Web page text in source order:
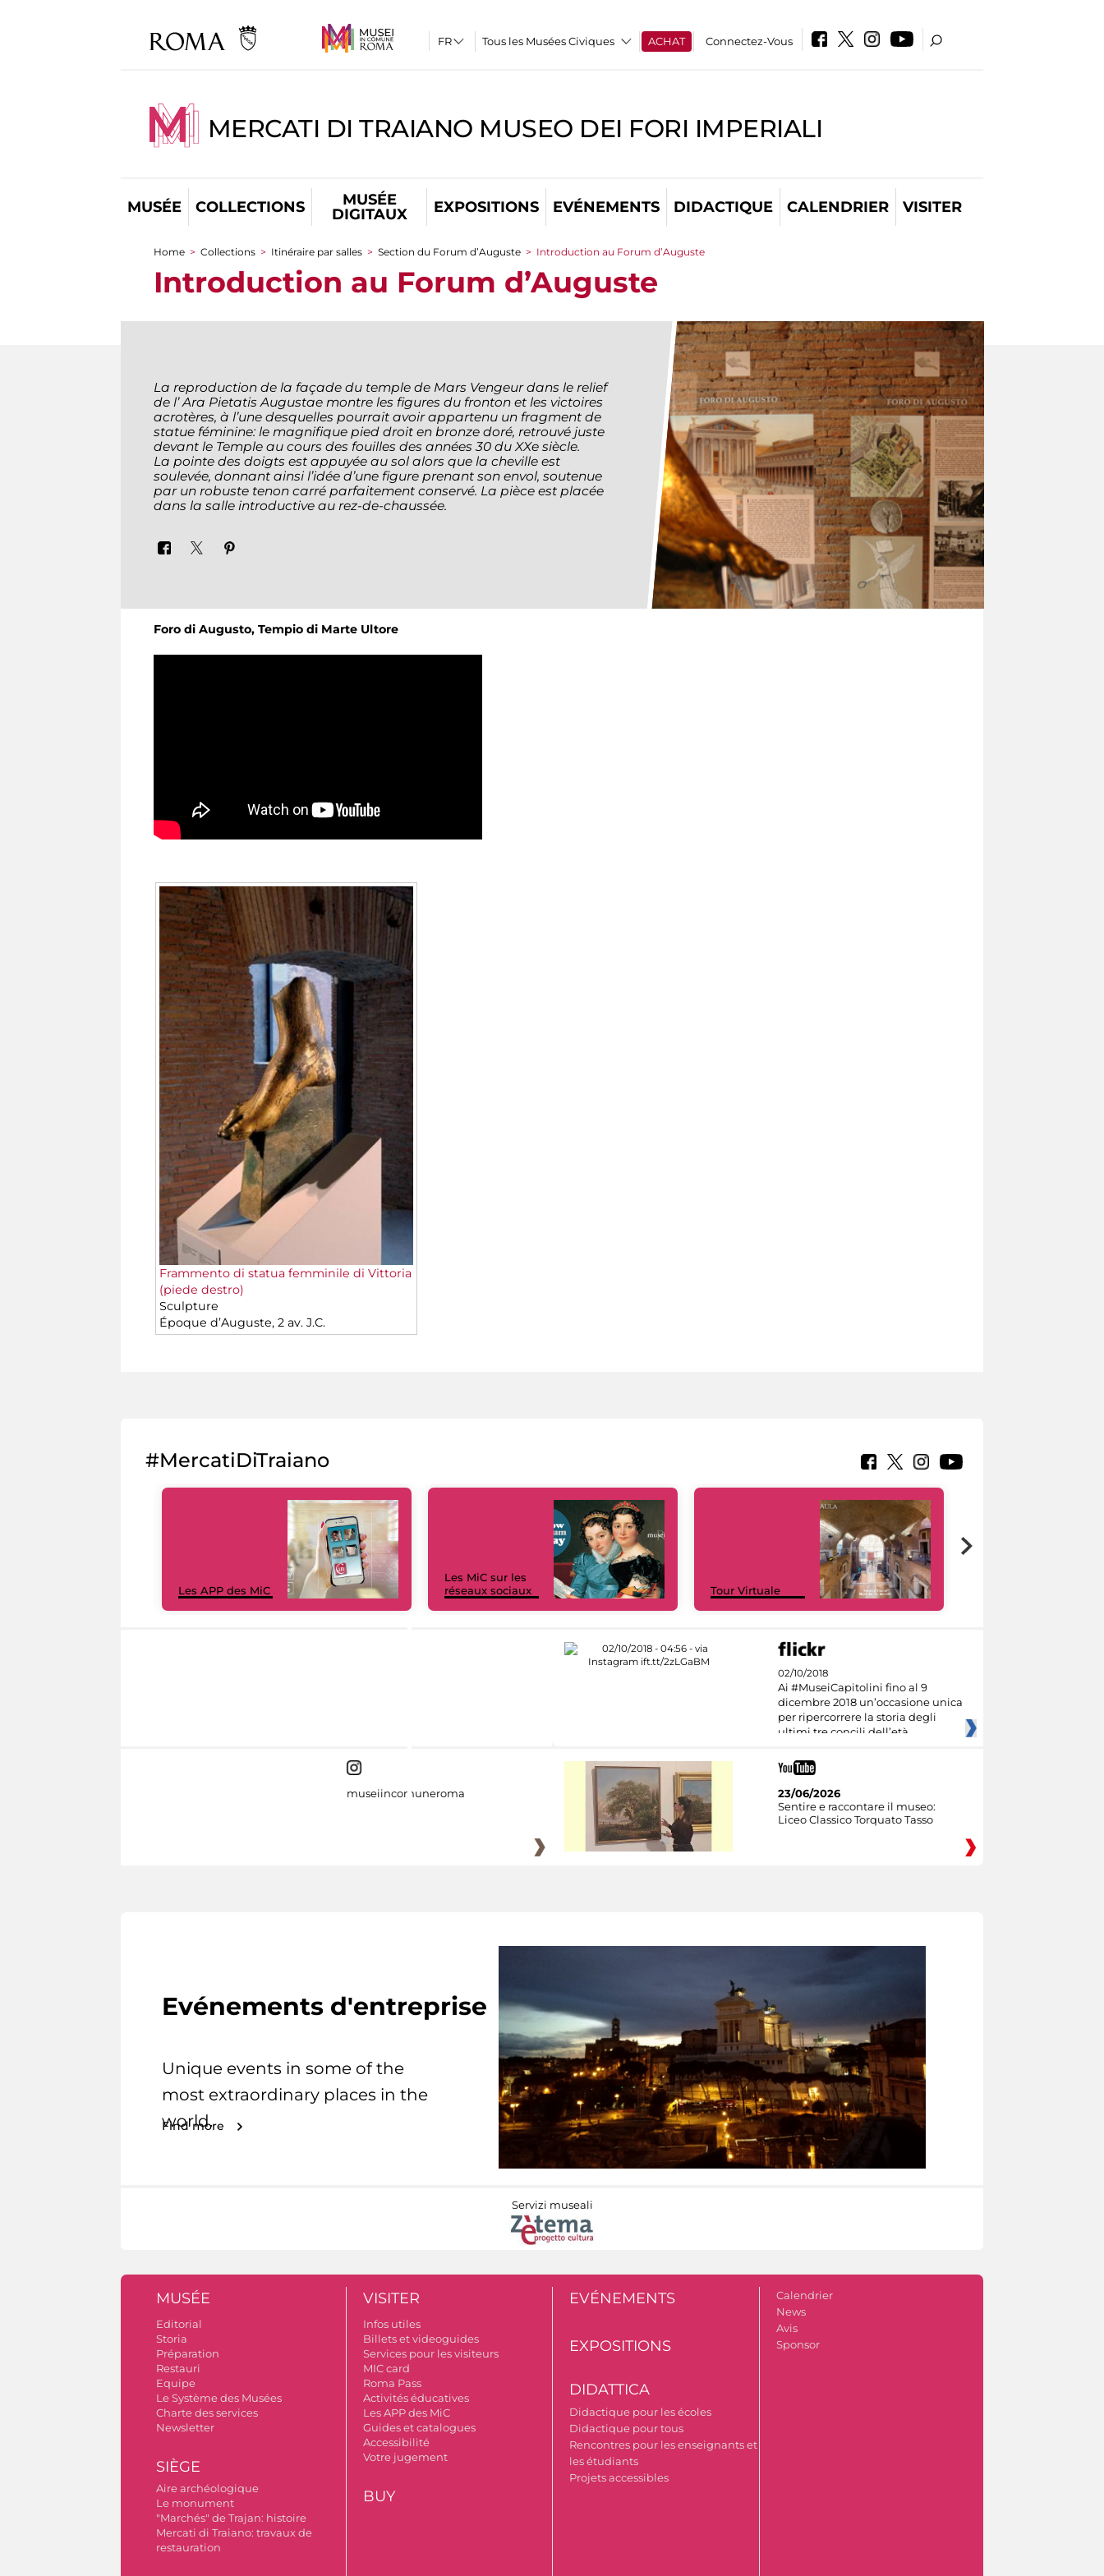
Tous les Musées Civiques ACHAT Connectez-Vous
MERCATI DI TRAIANO MUSEO DEI FORI IMPERIALI
MUSÉE COLLECTIONS
MUSÉE
DIGITAUX
EXPOSITIONS EVÉNEMENTS DIDACTIQUE CALENDRIER VISITER
You are here
Home > Collections > Itinéraire par salles > Section du Forum d’Auguste > Introduction au Forum d’Auguste
Introduction au Forum d’Auguste
La reproduction de la façade du temple de Mars Vengeur dans le relief
de l’Ara Pietatis Augustae montre les figures du fronton et les victoires
acrotères, à l’une desquelles pourrait avoir appartenu un fragment de
statue féminine: le magnifique pied droit en bronze doré, retrouvé juste
devant le Temple au cours des fouilles des années 30 du XXe siècle.
La pointe des doigts est appuyée au sol alors que la cheville est
soulevée, donnant ainsi l’idée d’une figure prenant son envol, soutenue
par un robuste tenon carré parfaitement conservé. La pièce est placée
dans la salle introductive au rez-de-chaussée.
Foro di Augusto, Tempio di Marte Ultore
Frammento di statua femminile di Vittoria
(piede destro)
Sculpture
Époque d’Auguste, 2 av. J.C.
#MercatiDiTraiano
Les APP des MiC
Les MiC sur les
réseaux sociaux
Tour Virtuale
02/10/2018
Ai #MuseiCapitolini fino al 9
dicembre 2018 un’occasione unica
per ripercorrere la storia degli
ultimi tre concili dell’età
museiincomuneroma
23/06/2026
Sentire e raccontare il museo:
Liceo Classico Torquato Tasso
Evénements d'entreprise
Unique events in some of the
most extraordinary places in the
world.
Find more
Servizi museali
MUSÉE
Editorial
Storia
Préparation
Restauri
Equipe
Le Système des Musées
Charte des services
Newsletter
SIÈGE
Aire archéologique
Le monument
"Marchés" de Trajan: histoire
Mercati di Traiano: travaux de
restauration
VISITER
Infos utiles
Billets et videoguides
Services pour les visiteurs
MIC card
Roma Pass
Activités éducatives
Les APP des MiC
Guides et catalogues
Accessibilité
Votre jugement
BUY
EVÉNEMENTS
EXPOSITIONS
DIDATTICA
Didactique pour les écoles
Didactique pour tous
Rencontres pour les enseignants et
les étudiants
Projets accessibles
Calendrier
News
Avis
Sponsor